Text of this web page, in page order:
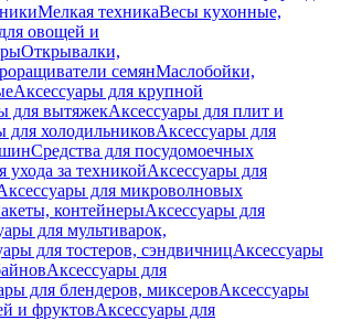
Мелкая техникаВесы кухонные,
овощей и
Открывалки,
семянМаслобойки,
Аксессуары для крупной
для вытяжекАксессуары для плит и
для холодильниковАксессуары для
Средства для посудомоечных
ухода за техникойАксессуары для
для микроволновых
контейнерыАксессуары для
для мультиварок,
для тостеров, сэндвичницАксессуары
Аксессуары для
для блендеров, миксеровАксессуары
и фруктовАксессуары для